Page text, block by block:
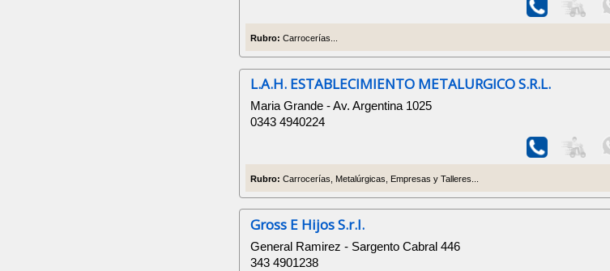
Rubro: Carrocerías...
L.A.H. ESTABLECIMIENTO METALURGICO S.R.L.
Maria Grande - Av. Argentina 1025
0343 4940224
Rubro: Carrocerías, Metalúrgicas, Empresas y Talleres...
Gross E Hijos S.r.l.
General Ramirez - Sargento Cabral 446
343 4901238